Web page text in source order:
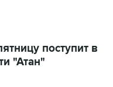
"Атан"